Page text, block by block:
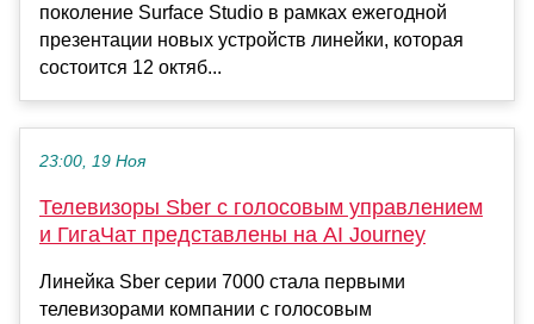
поколение Surface Studio в рамках ежегодной
презентации новых устройств линейки, которая
состоится 12 октяб...
23:00, 19 Ноя
Телевизоры Sber с голосовым управлением
и ГигаЧат представлены на AI Journey
Линейка Sber серии 7000 стала первыми
телевизорами компании с голосовым